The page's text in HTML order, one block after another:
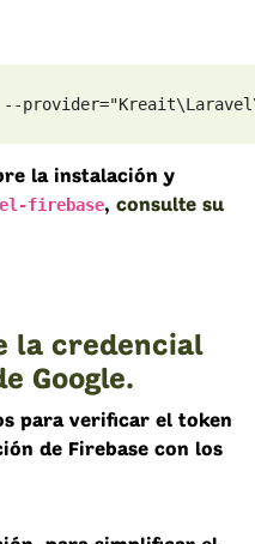
la instalación y
firebase, consulte su
la credencial
Google.
para verificar el token
de Firebase con los